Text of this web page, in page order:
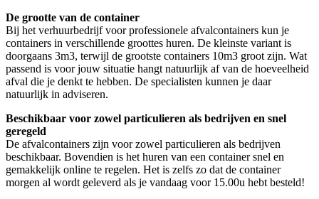
De grootte van de container
Bij het verhuurbedrijf voor professionele afvalcontainers kun je
containers in verschillende groottes huren. De kleinste variant is
doorgaans 3m3, terwijl de grootste containers 10m3 groot zijn. Wat
passend is voor jouw situatie hangt natuurlijk af van de hoeveelheid
afval die je denkt te hebben. De specialisten kunnen je daar
natuurlijk in adviseren.
Beschikbaar voor zowel particulieren als bedrijven en snel
geregeld
De afvalcontainers zijn voor zowel particulieren als bedrijven
beschikbaar. Bovendien is het huren van een container snel en
gemakkelijk online te regelen. Het is zelfs zo dat de container
morgen al wordt geleverd als je vandaag voor 15.00u hebt besteld!